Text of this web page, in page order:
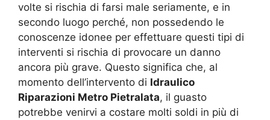
volte si rischia di farsi male seriamente, e in
secondo luogo perché, non possedendo le
conoscenze idonee per effettuare questi tipi di
interventi si rischia di provocare un danno
ancora più grave. Questo significa che, al
momento dell’intervento di Idraulico
Riparazioni Metro Pietralata, il guasto
potrebbe venirvi a costare molti soldi in più di